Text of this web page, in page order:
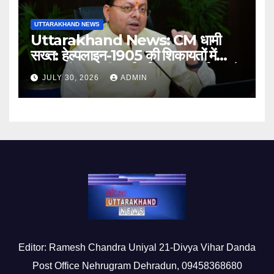
UTTARAKHAND NEWS
Uttarakhand News: CM धामी
सख्त: हेल्पलाइन-1905 की शिकायतों में
लापरवाही पर होगी कार्रवाई, शून्य प्रदर्शन वाले
अधिकारियों को नोटिस…
JULY 30, 2026 ADMIN
Editor: Ramesh Chandra Uniyal 21-Divya Vihar Danda
Post Office Nehrugram Dehradun, 09458368680